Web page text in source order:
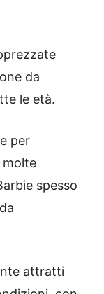
da
le età.
per
molte
spesso
attratti